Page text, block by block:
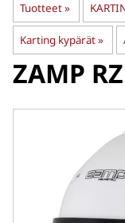
Tuotteet‪»
Karting kypärät‪»
ZAMP